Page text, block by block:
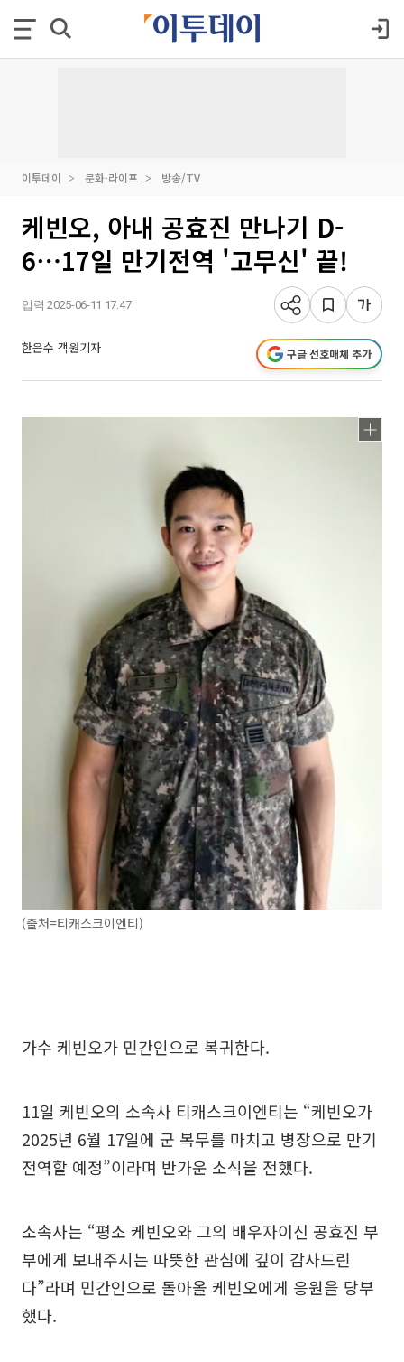
이투데이 문화·라이프 방송/TV
케빈오, 아내 공효진 만나기 D-
6⋯17일 만기전역 '고무신' 끝!
입력 2025-06-11 17:47
한은수 객원기자 구글 선호매체 추가
(출처=티캐스크이엔티)
가수 케빈오가 민간인으로 복귀한다.
11일 케빈오의 소속사 티캐스크이엔티는 “케빈오가
2025년 6월 17일에 군 복무를 마치고 병장으로 만기
전역할 예정”이라며 반가운 소식을 전했다.
소속사는 “평소 케빈오와 그의 배우자이신 공효진 부
부에게 보내주시는 따뜻한 관심에 깊이 감사드린
다”라며 민간인으로 돌아올 케빈오에게 응원을 당부
했다.